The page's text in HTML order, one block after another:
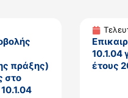
πράξης)
στο
10.1.04
έτους